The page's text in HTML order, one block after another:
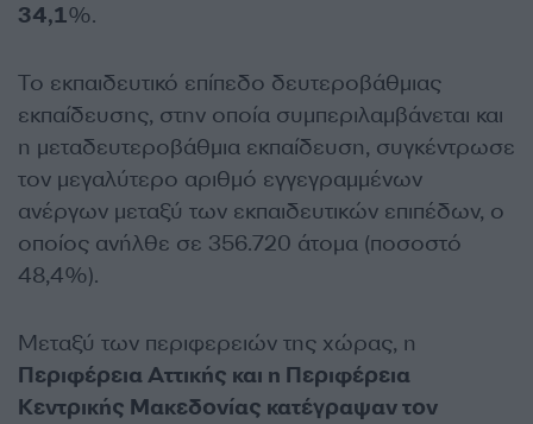
34,1%.
Το εκπαιδευτικό επίπεδο δευτεροβάθμιας
εκπαίδευσης, στην οποία συμπεριλαμβάνεται και
η μεταδευτεροβάθμια εκπαίδευση, συγκέντρωσε
τον μεγαλύτερο αριθμό εγγεγραμμένων
ανέργων μεταξύ των εκπαιδευτικών επιπέδων, ο
οποίος ανήλθε σε 356.720 άτομα (ποσοστό
48,4%).
Μεταξύ των περιφερειών της χώρας, η
Περιφέρεια Αττικής και η Περιφέρεια
Κεντρικής Μακεδονίας κατέγραψαν τον